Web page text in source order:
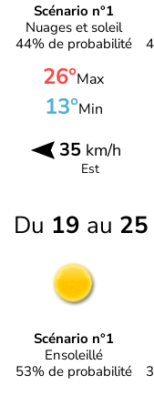
Scénario n°1
Nuages et soleil
44% de probabilité
26°Max
13°Min
35km/h
Est
Du 19 au
Scénario n°1
Ensoleillé
53% de probabilité